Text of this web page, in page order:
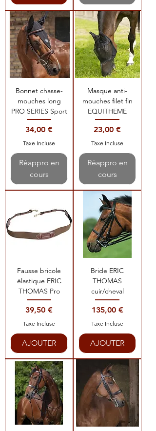
Bonnet chasse-
mouches long
PRO SERIES Sport
Prix
34,00 €
Taxe Incluse
Réappro en
cours
Masque anti-
mouches filet fin
EQUITHEME
Prix
23,00 €
Taxe Incluse
Réappro en
cours
Fausse bricole
élastique ERIC
THOMAS Pro
Prix
39,50 €
Taxe Incluse
AJOUTER
Bride ERIC
THOMAS
cuir/cheval
Prix
135,00 €
Taxe Incluse
AJOUTER